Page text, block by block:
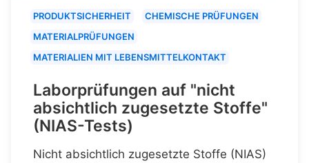
PRODUKTSICHERHEIT
CHEMISCHE PRÜFUNGEN
MATERIALPRÜFUNGEN
MATERIALIEN MIT LEBENSMITTELKONTAKT
Laborprüfungen auf "nicht
absichtlich zugesetzte Stoffe"
(NIAS-Tests)
Nicht absichtlich zugesetzte Stoffe (NIAS)